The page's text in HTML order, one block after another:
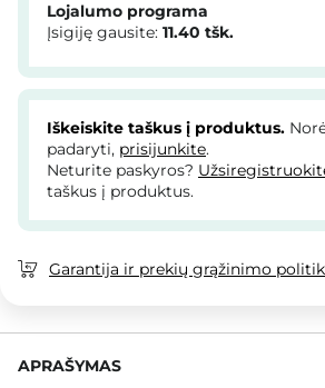
Lojalumo programa
Įsigiję gausite: 11.40 tšk.
Iškeiskite taškus į produktus.
padaryti, prisijunkite.
Neturite paskyros?
taškus į produktus.
Garantija ir prekių grąžinimo
APRAŠYMAS